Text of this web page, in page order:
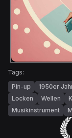
Tags:
Pin-up
1950er
Locken
Wellen
Musikinstrument